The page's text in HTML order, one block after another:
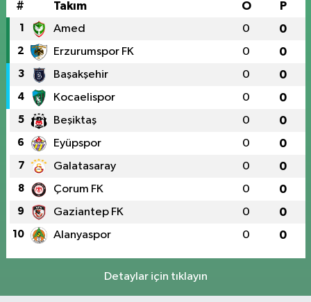
# Takım O P
1 Amed 0 0
2 Erzurumspor FK 0 0
3 Başakşehir 0 0
4 Kocaelispor 0 0
5 Beşiktaş 0 0
6 Eyüpspor 0 0
7 Galatasaray 0 0
8 Çorum FK 0 0
9 Gaziantep FK 0 0
10 Alanyaspor 0 0
Detaylar için tıklayın